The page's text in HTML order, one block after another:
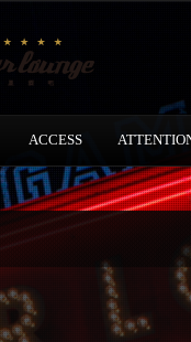
ACCESS